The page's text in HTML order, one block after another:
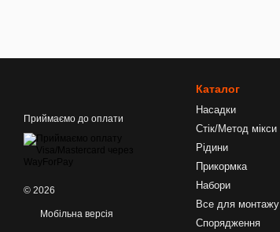
Приймаємо до оплати
© 2026
Мобільна версія
Каталог
Насадки
Стік/Метод мікси
Рідини
Прикормка
Набори
Все для монтажу
Спорядження